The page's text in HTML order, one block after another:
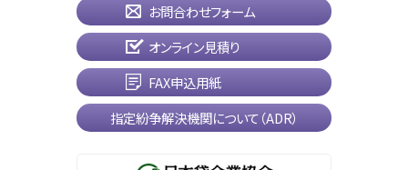
お問合わせフォーム
オンライン見積り
FAX申込用紙
指定紛争解決機関について（ADR）